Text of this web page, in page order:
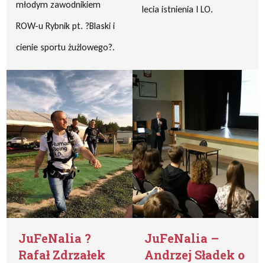
młodym zawodnikiem
ROW-u Rybnik pt. ?Blaski i
cienie sportu żużlowego?.
lecia istnienia I LO.
JuFeNalia ?
Rafał Zdrzałek
JuFeNalia –
Andrzej Sładek o